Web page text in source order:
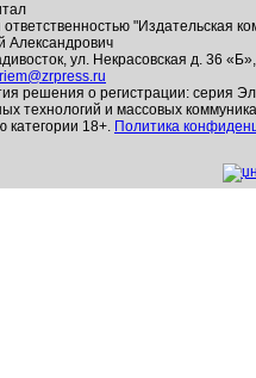
"Издательская
Александрович
ул. Некрасовская д. 36
решения о регистрации: серия
технологий и массовых
18+. Политика